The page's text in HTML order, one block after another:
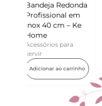
Bandeja Redonda
Profissional em
Inox 40 cm – Ke
Home
Acessórios para
Adicionar ao carrinho